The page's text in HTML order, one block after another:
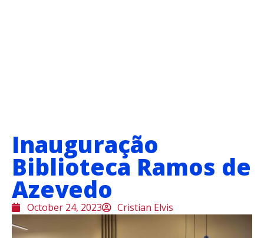
Inauguração
Biblioteca Ramos de
Azevedo
October 24, 2023 Cristian Elvis